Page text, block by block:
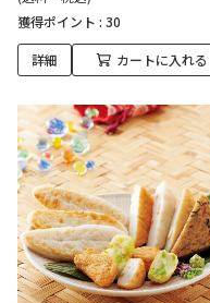
獲得ポイント : 30
詳細 カートに入れる